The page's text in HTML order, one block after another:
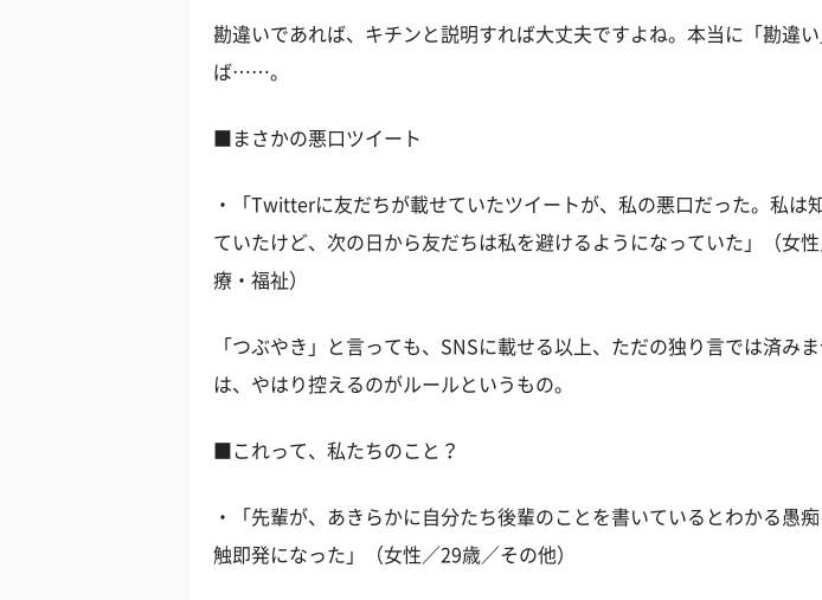
勘違いであれば、キチンと説明すれば大丈夫ですよね。本当に「勘違い
ば……。
■まさかの悪口ツイート
・「Twitterに友だちが載せていたツイートが、私の悪口だった。私は
ていたけど、次の日から友だちは私を避けるようになっていた」（女
療・福祉）
「つぶやき」と言っても、SNSに載せる以上、ただの独り言では済み
は、やはり控えるのがルールというもの。
■これって、私たちのこと？
・「先輩が、あきらかに自分たち後輩のことを書いているとわかる愚
触即発になった」（女性／29歳／その他）